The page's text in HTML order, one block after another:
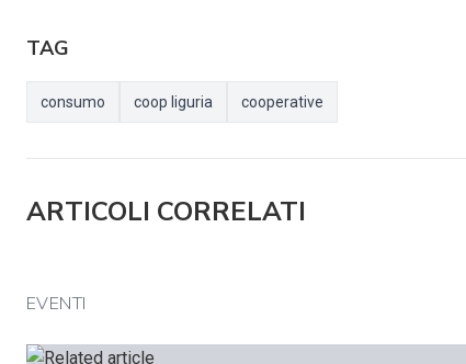
TAG
consumo coop liguria cooperative
ARTICOLI CORRELATI
EVENTI